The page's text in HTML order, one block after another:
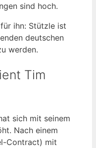
sind hoch.
ihn: Stützle ist
deutschen
werden.
Tim
sich mit seinem
Nach einem
Contract) mit